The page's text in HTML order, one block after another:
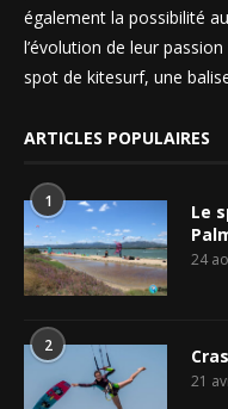
également la possibilité
l’évolution de leur
spot de kitesurf, une
ARTICLES POPULAIRES
1
Le
24
2
21